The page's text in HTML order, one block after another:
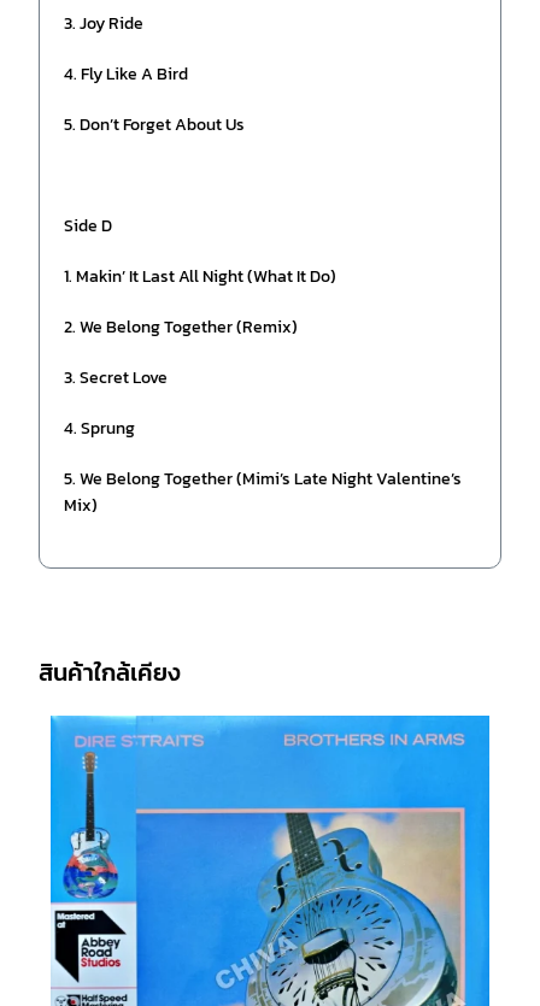
3. Joy Ride
4. Fly Like A Bird
5. Don’t Forget About Us
Side D
1. Makin’ It Last All Night (What It Do)
2. We Belong Together (Remix)
3. Secret Love
4. Sprung
5. We Belong Together (Mimi’s Late Night Valentine’s
Mix)
สินค้าใกล้เคียง